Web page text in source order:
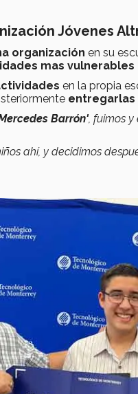
Jóvenes
organización en su
mas vulnerables
en la propia
entregarlas
Barrón' , fuimos
ahí, y decidimos